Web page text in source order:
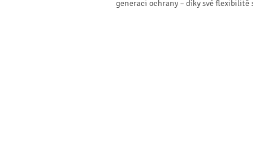
generaci ochrany – díky své flexibilitě